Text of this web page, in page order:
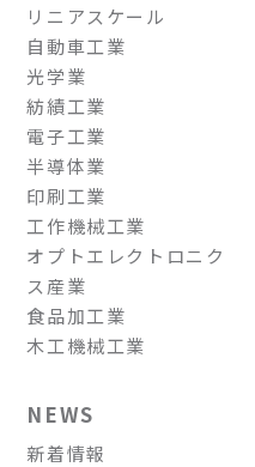
リニアスケール
自動車工業
光学業
紡績工業
電子工業
半導体業
印刷工業
工作機械工業
オプトエレクトロニク
ス産業
食品加工業
木工機械工業
NEWS
新着情報